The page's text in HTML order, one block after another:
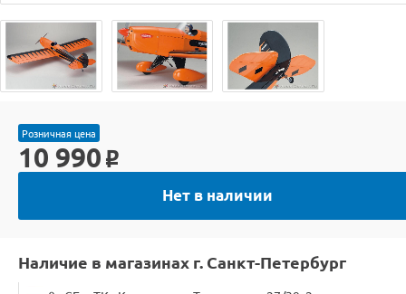
Розничная цена
10 990 o
Нет в наличии
Наличие в магазинах г. Санкт-Петербург